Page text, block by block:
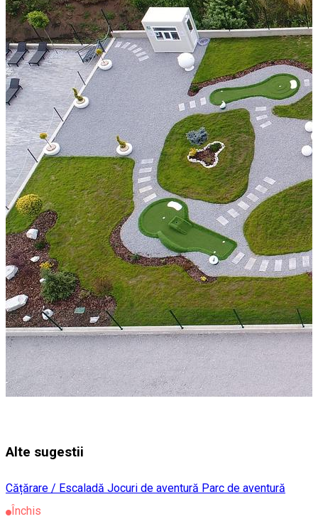
Alte sugestii
Cățărare / Escaladă Jocuri de aventură Parc de aventură
Închis